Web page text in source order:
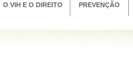
O VIH E O DIREITO PREVENÇÃO